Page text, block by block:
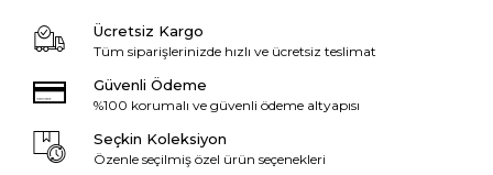
Ücretsiz Kargo
Tüm siparişlerinizde hızlı ve ücretsiz teslimat
Güvenli Ödeme
%100 korumalı ve güvenli ödeme altyapısı
Seçkin Koleksiyon
Özenle seçilmiş özel ürün seçenekleri